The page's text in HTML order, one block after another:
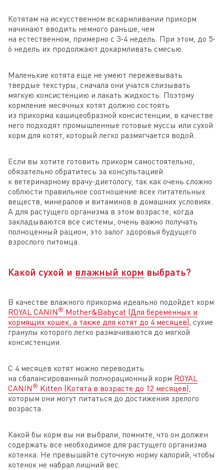
Котятам на искусственном вскармливании прикорм
начинают вводить немного раньше, чем
на естественном, примерно с 3-4 недель. При этом, до 5-
6 недель их продолжают докармливать смесью.
Маленькие котята еще не умеют пережевывать
твердые текстуры, сначала они учатся слизывать
мягкую консистенцию и лакать жидкость. Поэтому
кормление месячных котят должно состоять
из прикорма кашицеобразной консистенции, в качестве
него подходят промышленные готовые муссы или сухой
корм для котят, который легко размягчается водой.
Если вы хотите готовить прикорм самостоятельно,
обязательно обратитесь за консультацией
к ветеринарному врачу-диетологу, так как очень сложно
соблюсти правильное соотношение всех питательных
веществ, минералов и витаминов в домашних условиях.
А для растущего организма в этом возрасте, когда
закладываются все системы, очень важно получать
полноценный рацион, это залог здоровья будущего
взрослого питомца.
Какой сухой и влажный корм выбрать?
В качестве влажного прикорма идеально подойдет корм
ROYAL CANIN ® Mother&Babycat (Для беременных и
кормящих кошек, а также для котят до 4 месяцев) , сухие
гранулы которого легко размачиваются до мягкой
консистенции.
С 4 месяцев котят можно переводить
на сбалансированный полнорационный корм ROYAL
CANIN ® Kitten (Котята в возрасте до 12 месяцев)
которым они могут питаться до достижения зрелого
возраста.
Какой бы корм вы ни выбрали, помните, что он должен
содержать все необходимое для растущего организма
котенка. Не превышайте суточную норму калорий, чтобы
котенок не набрал лишний вес.